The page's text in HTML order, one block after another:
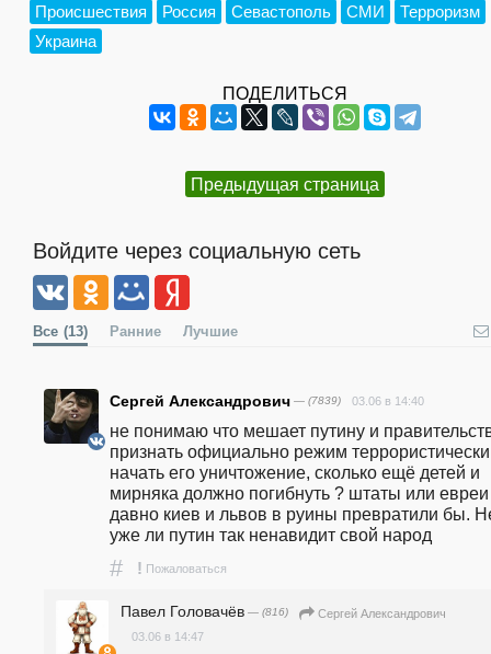
Происшествия
Россия Севастополь СМИ
Терроризм
Украина
ПОДЕЛИТЬСЯ
Предыдущая страница
Войдите через социальную сеть
Все (13) Ранние Лучшие
Сергей Александрович — (7839) 03.06 в 14:40
не понимаю что мешает путину и
признать официально режим
начать его уничтожение, сколько ещё детей и
мирняка должно погибнуть ? штаты или евреи
давно киев и львов в руины превратили бы.
уже ли путин так ненавидит свой народ
# ! Пожаловаться
Павел Головачёв — (816)
Сергей Александрович
03.06 в 14:47